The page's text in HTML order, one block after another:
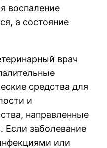
воспаление
а состояние
врач
средства для
и
направленные
Если заболевание
или